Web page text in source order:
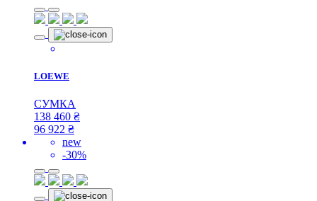
LOEWE
СУМКА
138 460 ₴
96 922 ₴
new
-30%